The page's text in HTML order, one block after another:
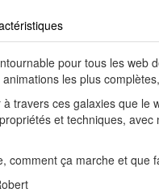
pour tous les
les plus
travers ces galaxies que
et techniques,
comment ça marche et que